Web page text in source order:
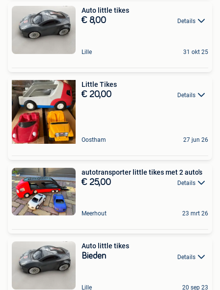
Auto little tikes
€ 8,00 Details
Lille 31 okt 25
Little Tikes
€ 20,00 Details
Oostham 27 jun 26
autotransporter little tikes met 2 auto's
€ 25,00 Details
Meerhout 23 mrt 26
Auto little tikes
Bieden Details
Lille 20 sep 23